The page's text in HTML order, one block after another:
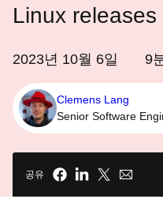
Linux releases
2023년 10월 6일 9
Clemens Lang
Senior Software
공유